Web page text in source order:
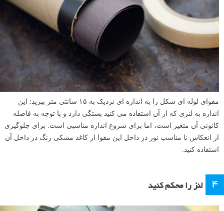
مقوای لوله ای شکل را به اندازه ای نزدیک به ۱۵ سانتی متر ببرید: این
اندازه به لنزی که از آن استفاده می کنید بستگی دارد و با توجه به فاصله
کانونی آن متغیر است، اما برای شروع اندازه مناسبی است. برای جلوگیری
از انعکاس نا مناسب نور در داخل این مقوا از کاغذ مشکی رنگ در داخل آن
استفاده کنید.
۴ لنز را محکم کنید